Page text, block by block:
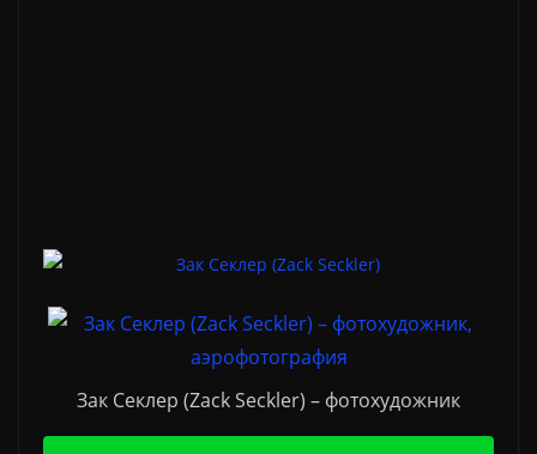
Зак Секлер (Zack Seckler) – фотохудожник